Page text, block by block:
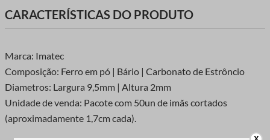
CARACTERÍSTICAS DO PRODUTO
Marca: Imatec
Composição: Ferro em pó | Bário | Carbonato de Estrôncio
Diametros: Largura 9,5mm | Altura 2mm
Unidade de venda: Pacote com 50un de imãs cortados
(aproximadamente 1,7cm cada).